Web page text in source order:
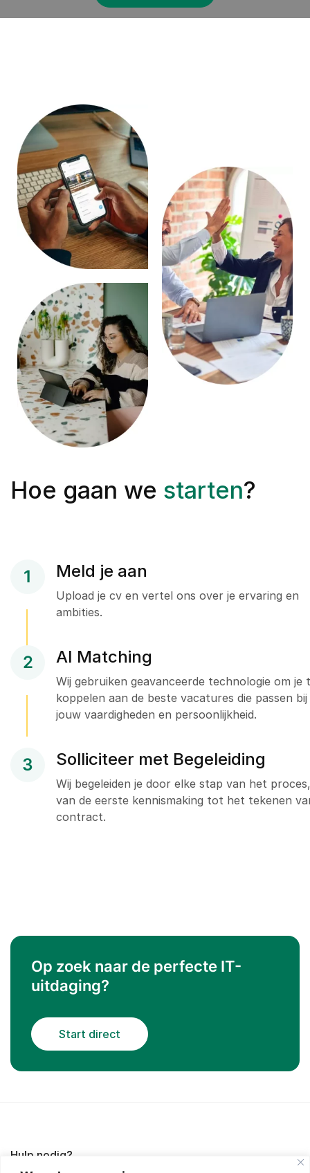
Hoe gaan we starten?
1 Meld je aan
Upload je cv en vertel ons over je ervaring en
ambities.
2 AI Matching
Wij gebruiken geavanceerde technologie om je
koppelen aan de beste vacatures die passen bij
jouw vaardigheden en persoonlijkheid.
3 Solliciteer met Begeleiding
Wij begeleiden je door elke stap van het proces,
van de eerste kennismaking tot het tekenen
contract.
Op zoek naar de perfecte IT-
uitdaging?
Start direct
Hulp nodig?